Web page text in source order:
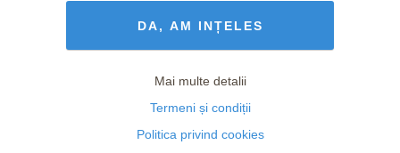
DA, AM INȚELES
Mai multe detalii
Termeni și condiții
Politica privind cookies